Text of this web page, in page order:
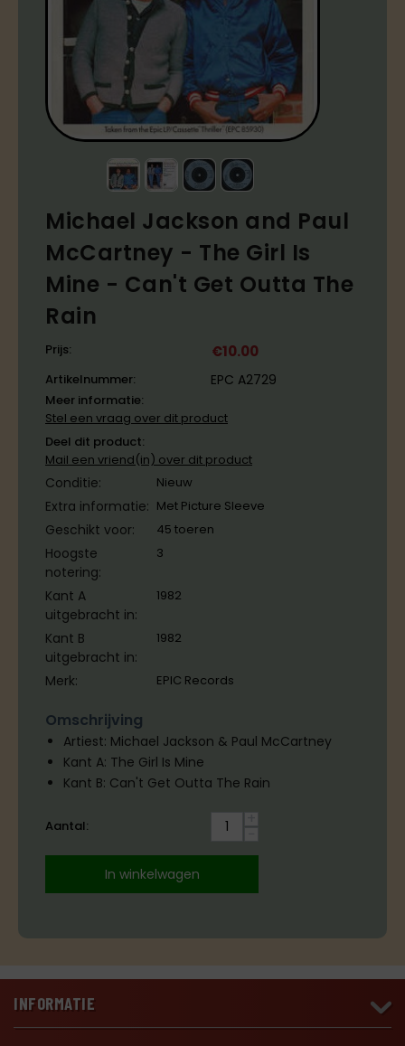
Michael Jackson and Paul
McCartney ‎- The Girl Is
Mine - Can't Get Outta The
Rain
Prijs: €10.00
Artikelnummer: EPC A2729
Meer informatie:
Stel een vraag over dit product
Deel dit product:
Mail een vriend(in) over dit product
Conditie: Nieuw
Extra informatie: Met Picture Sleeve
Geschikt voor: 45 toeren
Hoogste
notering:
3
Kant A
uitgebracht in:
1982
Kant B
uitgebracht in:
1982
Merk: EPIC Records
Omschrijving
Artiest: Michael Jackson & Paul McCartney
Kant A: The Girl Is Mine
Kant B: Can't Get Outta The Rain
Aantal: +
−
In winkelwagen
INFORMATIE